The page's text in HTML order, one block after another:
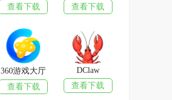
查看下载
查看下载
360游戏大厅
查看下载
DClaw
查看下载